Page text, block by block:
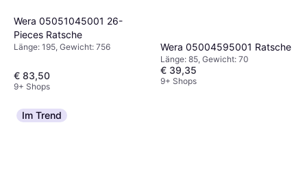
Wera 05051045001 26-
Pieces Ratsche
Länge: 195, Gewicht: 756
€ 83,50
9+ Shops
Wera 05004595001 Ratsche
Länge: 85, Gewicht: 70
€ 39,35
9+ Shops
Im Trend